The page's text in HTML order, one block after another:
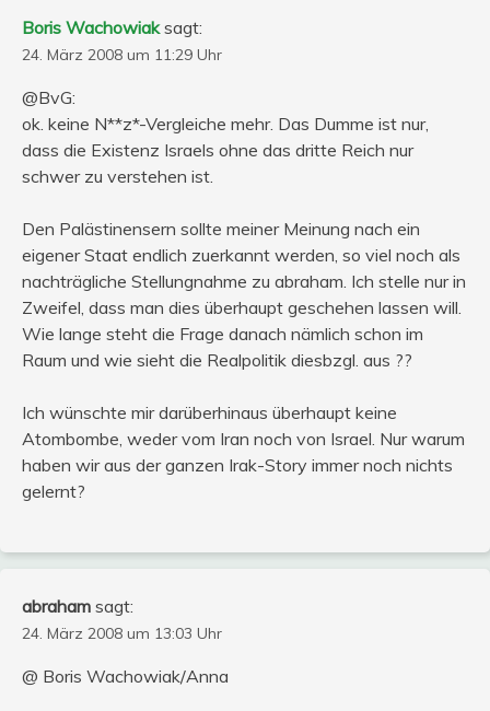
Boris Wachowiak sagt:
24. März 2008 um 11:29 Uhr
@BvG:
ok. keine N**z*-Vergleiche mehr. Das Dumme ist nur,
dass die Existenz Israels ohne das dritte Reich nur
schwer zu verstehen ist.
Den Palästinensern sollte meiner Meinung nach ein
eigener Staat endlich zuerkannt werden, so viel noch als
nachträgliche Stellungnahme zu abraham. Ich stelle nur in
Zweifel, dass man dies überhaupt geschehen lassen will.
Wie lange steht die Frage danach nämlich schon im
Raum und wie sieht die Realpolitik diesbzgl. aus ??
Ich wünschte mir darüberhinaus überhaupt keine
Atombombe, weder vom Iran noch von Israel. Nur warum
haben wir aus der ganzen Irak-Story immer noch nichts
gelernt?
abraham sagt:
24. März 2008 um 13:03 Uhr
@ Boris Wachowiak/Anna